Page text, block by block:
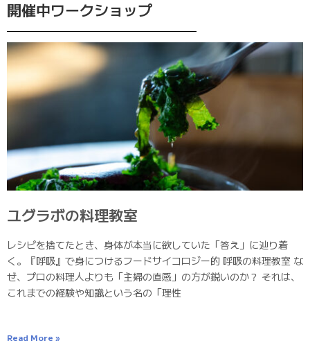
開催中ワークショップ
ユグラボの料理教室
レシピを捨てたとき、身体が本当に欲していた「答え」に辿り着
く。『呼吸』で身につけるフードサイコロジー的 呼吸の料理教室 な
ぜ、プロの料理人よりも「主婦の直感」の方が鋭いのか？ それは、
これまでの経験や知識という名の「理性
Read More »